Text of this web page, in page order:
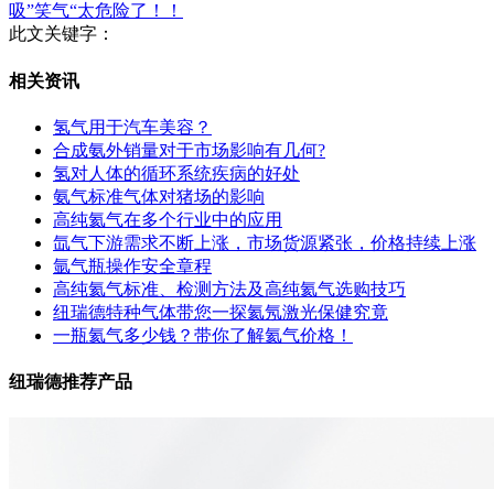
吸”笑气“太危险了！！
此文关键字：
相关资讯
氢气用于汽车美容？
合成氨外销量对于市场影响有几何?
氢对人体的循环系统疾病的好处
氨气标准气体对猪场的影响
高纯氦气在多个行业中的应用
氙气下游需求不断上涨，市场货源紧张，价格持续上涨
氩气瓶操作安全章程
高纯氦气标准、检测方法及高纯氦气选购技巧
纽瑞德特种气体带您一探氦氖激光保健究竟
一瓶氦气多少钱？带你了解氦气价格！
纽瑞德推荐产品